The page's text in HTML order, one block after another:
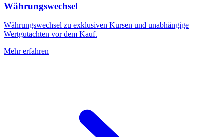
Währungswechsel
Währungswechsel zu exklusiven Kursen und unabhängige
Wertgutachten vor dem Kauf.
Mehr erfahren